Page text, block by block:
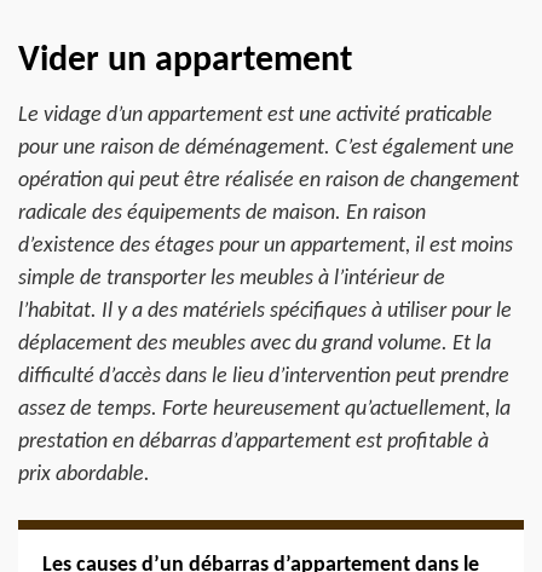
Vider un appartement
Le vidage d’un appartement est une activité praticable
pour une raison de déménagement. C’est également une
opération qui peut être réalisée en raison de changement
radicale des équipements de maison. En raison
d’existence des étages pour un appartement, il est moins
simple de transporter les meubles à l’intérieur de
l’habitat. Il y a des matériels spécifiques à utiliser pour le
déplacement des meubles avec du grand volume. Et la
difficulté d’accès dans le lieu d’intervention peut prendre
assez de temps. Forte heureusement qu’actuellement, la
prestation en débarras d’appartement est profitable à
prix abordable.
Les causes d’un débarras d’appartement dans le